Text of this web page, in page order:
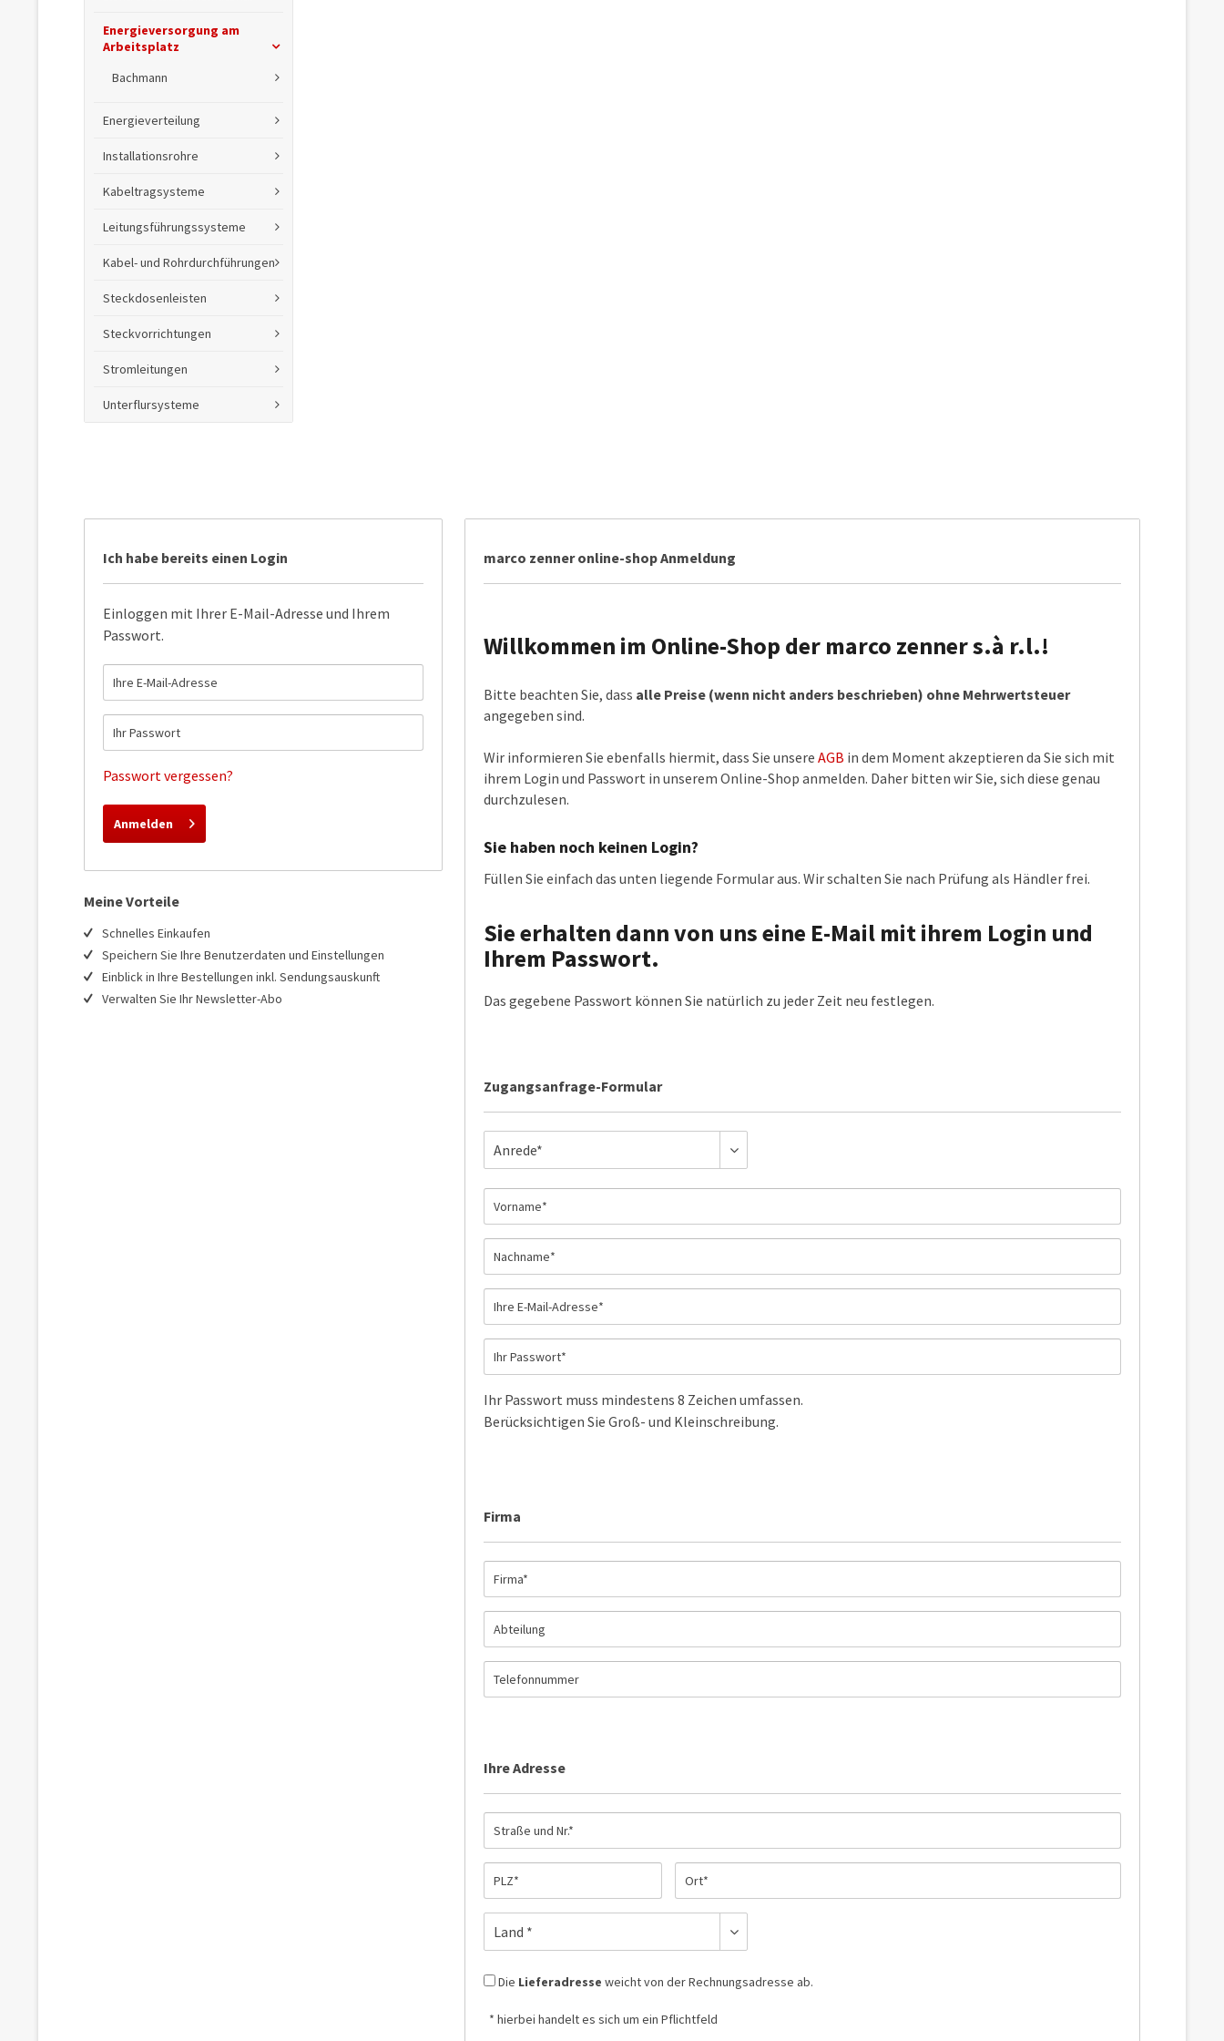
Energieversorgung am
Arbeitsplatz
Bachmann
Energieverteilung
Installationsrohre
Kabeltragsysteme
Leitungsführungssysteme
Kabel- und Rohrdurchführungen
Steckdosenleisten
Steckvorrichtungen
Stromleitungen
Unterflursysteme
marco zenner online-shop Anmeldung
Willkommen im Online-Shop der marco zenner s.à r.l.!
Bitte beachten Sie, dass alle Preise (wenn nicht anders beschrieben) ohne Mehrwertsteuer
angegeben sind.
Wir informieren Sie ebenfalls hiermit, dass Sie unsere AGB in dem Moment akzeptieren da Sie sich mit
ihrem Login und Passwort in unserem Online-Shop anmelden. Daher bitten wir Sie, sich diese genau
durchzulesen.
Sie haben noch keinen Login?
Füllen Sie einfach das unten liegende Formular aus. Wir schalten Sie nach Prüfung als Händler frei.
Sie erhalten dann von uns eine E-Mail mit ihrem Login und
Ihrem Passwort.
Das gegebene Passwort können Sie natürlich zu jeder Zeit neu festlegen.
Zugangsanfrage-Formular
Ihr Passwort muss mindestens 8 Zeichen umfassen.
Berücksichtigen Sie Groß- und Kleinschreibung.
Firma
Ihre Adresse
Die Lieferadresse weicht von der Rechnungsadresse ab.
* hierbei handelt es sich um ein Pflichtfeld
Ich habe bereits einen Login
Einloggen mit Ihrer E-Mail-Adresse und Ihrem
Passwort.
Passwort vergessen?
Anmelden
Meine Vorteile
Schnelles Einkaufen
Speichern Sie Ihre Benutzerdaten und Einstellungen
Einblick in Ihre Bestellungen inkl. Sendungsauskunft
Verwalten Sie Ihr Newsletter-Abo